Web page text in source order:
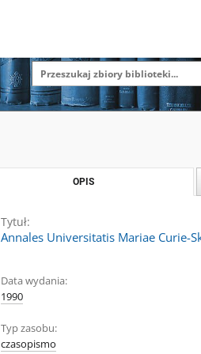
OPIS
Tytuł:
Annales Universitatis Mariae Curie-
Data wydania:
1990
Typ zasobu:
czasopismo